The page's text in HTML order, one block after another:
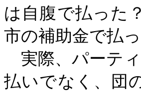
は自腹で払った
市の補助金で払
実際、パーテ
払いでなく、団